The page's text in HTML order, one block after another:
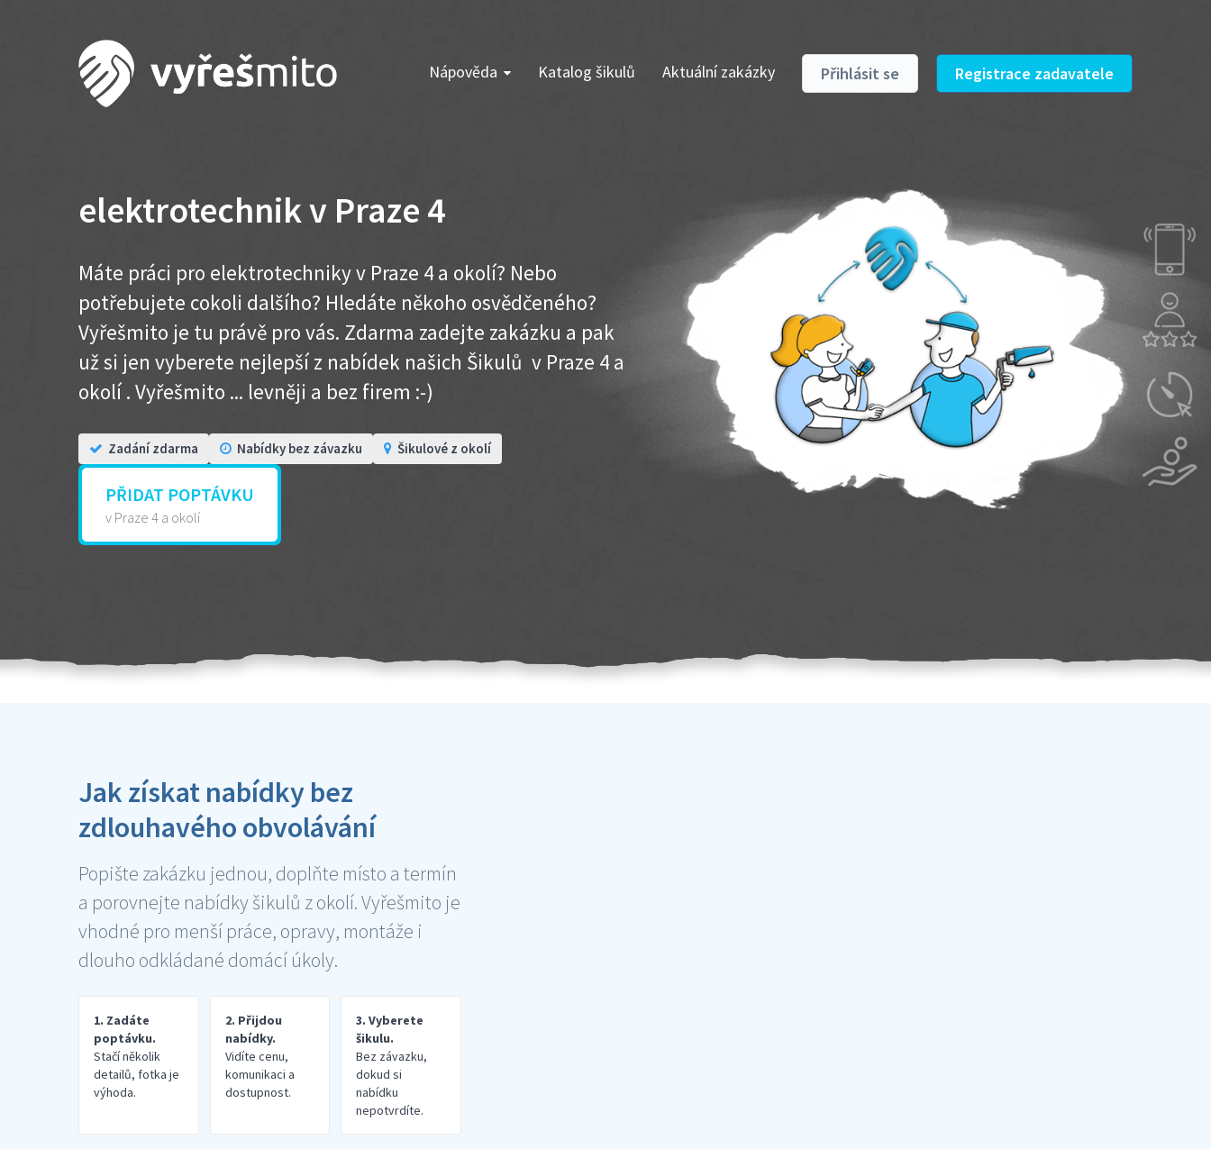
Nápověda Katalog šikulů Aktuální zakázky Přihlásit se Registrace zadavatele
elektrotechnik v Praze 4
Máte práci pro elektrotechniky v Praze 4 a okolí? Nebo
potřebujete cokoli dalšího? Hledáte někoho osvědčeného?
Vyřešmito je tu právě pro vás. Zdarma zadejte zakázku a pak
už si jen vyberete nejlepší z nabídek našich Šikulů v Praze 4 a
okolí . Vyřešmito ... levněji a bez firem :-)
Zadání zdarma Nabídky bez závazku Šikulové z okolí
PŘIDAT POPTÁVKU
v Praze 4 a okolí
Jak získat nabídky bez
zdlouhavého obvolávání
Popište zakázku jednou, doplňte místo a termín
a porovnejte nabídky šikulů z okolí. Vyřešmito je
vhodné pro menší práce, opravy, montáže i
dlouho odkládané domácí úkoly.
1. Zadáte
poptávku.
Stačí několik
detailů, fotka je
výhoda.
2. Přijdou
nabídky.
Vidíte cenu,
komunikaci a
dostupnost.
3. Vyberete
šikulu.
Bez závazku,
dokud si
nabídku
nepotvrdíte.